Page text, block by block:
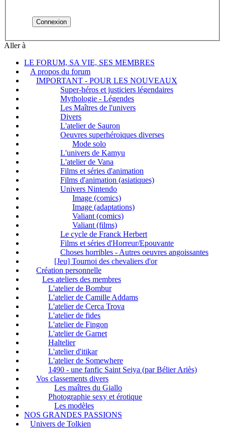
Aller à
LE FORUM, SA VIE, SES MEMBRES
A propos du forum
IMPORTANT - POUR LES NOUVEAUX
Super-héros et justiciers légendaires
Mythologie - Légendes
Les Maîtres de l'univers
Divers
L'atelier de Sauron
Oeuvres superhéroiques diverses
Mode solo
L'univers de Kamyu
L'atelier de Vana
Films et séries d'animation
Films d'animation (asiatiques)
Univers Nintendo
Image (comics)
Image (adaptations)
Valiant (comics)
Valiant (films)
Le cycle de Franck Herbert
Films et séries d'Horreur/Epouvante
Choses horribles - Autres oeuvres angoissantes
[Jeu] Tournoi des chevaliers d'or
Création personnelle
Les ateliers des membres
L'atelier de Bombur
L'atelier de Camille Addams
L'atelier de Cerca Trova
L'atelier de fides
L'atelier de Fingon
L'atelier de Garnet
Haltelier
L'atelier d'itikar
L'atelier de Somewhere
1490 - une fanfic Saint Seiya (par Bélier Ariès)
Vos classements divers
Les maîtres du Giallo
Photographie sexy et érotique
Les modèles
NOS GRANDES PASSIONS
Univers de Tolkien